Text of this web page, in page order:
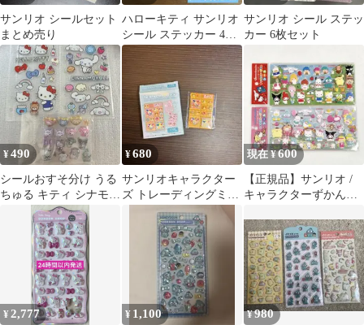
サンリオ シールセット
まとめ売り
ハローキティ サンリオ
シール ステッカー 4点
セット
サンリオ シール ステッ
カー 6枚セット
¥490
シールおすそ分け うる
ちゅる キティ シナモロ
ール ポムポムプリン サ
ンリオ
¥680
サンリオキャラクター
ズ トレーディングミニ
タイルシール2
現在 ¥ 600
【正規品】サンリオ /
キャラクターずかんシ
¥2,777 ¥ 1,100 ¥980